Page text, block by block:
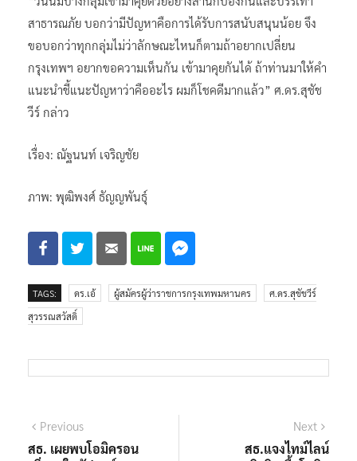
สาธารณภัย บอกว่ามีปัญหาคือการได้รับการสนับสนุนน้อย จึง
ขอบอกว่าทุกกลุ่มไม่ว่าลักษณะไหนก็ตามถ้าอยากเปลี่ยน
กรุงเทพฯ อยากขอความเห็นกัน เข้ามาคุยกันได้ ถ้าท่านมาให้คำ
แนะนำชี้แนะปัญหาว่าคืออะไร ผมก็โชคดีมากแล้ว” ศ.ดร.สุชัช
วีร์ กล่าว
เรื่อง: ณัฐนนท์ เจริญชัย
ภาพ: พุฒิพงศ์ ธัญญพันธุ์
TAGS: ดร.เอ้ ผู้สมัครผู้ว่าราชการกรุงเทพมหานคร
ศ.ดร.สุชัชวีร์
สุวรรณสวัสดิ์
แนะแนว
PreviousPrevious
post:
สธ. เผยพบโอมิครอน
Next
post:
สธ.แจงไทม์ไลน์